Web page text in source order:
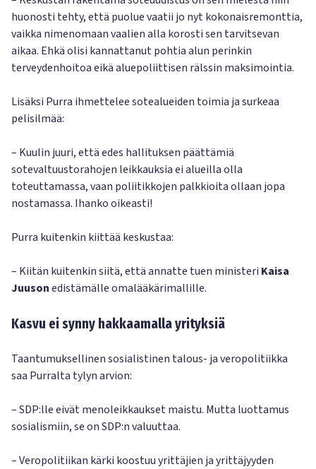
huonosti tehty, että puolue vaatii jo nyt kokonaisremonttia,
vaikka nimenomaan vaalien alla korosti sen tarvitsevan
aikaa. Ehkä olisi kannattanut pohtia alun perinkin
terveydenhoitoa eikä aluepoliittisen rälssin maksimointia.
Lisäksi Purra ihmettelee sotealueiden toimia ja surkeaa
pelisilmää:
– Kuulin juuri, että edes hallituksen päättämiä
sotevaltuustorahojen leikkauksia ei alueilla olla
toteuttamassa, vaan poliitikkojen palkkioita ollaan jopa
nostamassa. Ihanko oikeasti!
Purra kuitenkin kiittää keskustaa:
– Kiitän kuitenkin siitä, että annatte tuen ministeri Kaisa
Juusonedistämälle omalääkärimallille.
Kasvu ei synny hakkaamalla yrityksiä
Taantumuksellinen sosialistinen talous- ja veropolitiikka
saa Purralta tylyn arvion:
– SDP:lle eivät menoleikkaukset maistu. Mutta luottamus
sosialismiin, se on SDP:n valuuttaa.
– Veropolitiikan kärki koostuu yrittäjien ja yrittäjyyden